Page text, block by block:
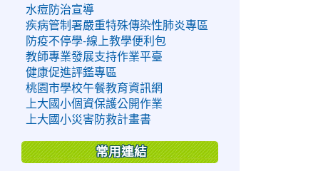
水痘防治宣導
疾病管制署嚴重特殊傳染性肺炎專區
防疫不停學-線上教學便利包
教師專業發展支持作業平臺
健康促進評鑑專區
桃園市學校午餐教育資訊網
上大國小個資保護公開作業
上大國小災害防救計畫書
常用連結